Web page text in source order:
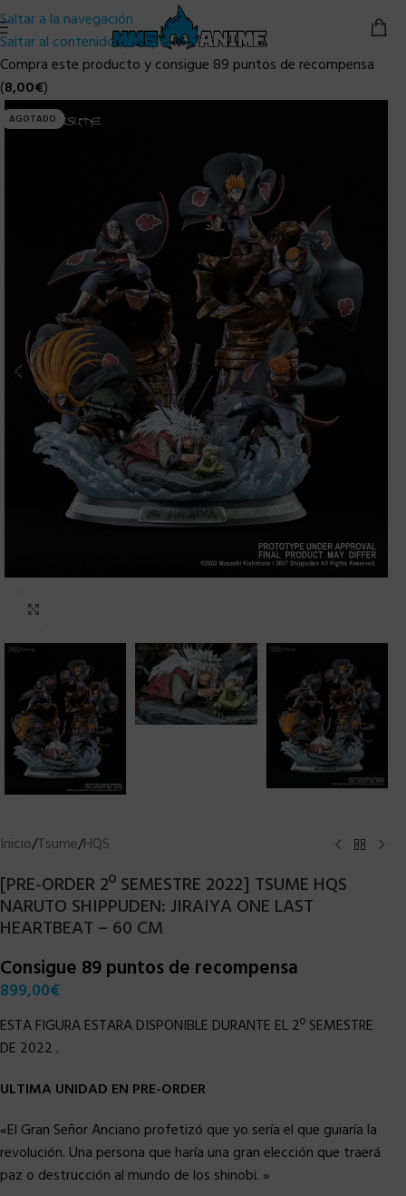
Saltar a la navegación
Saltar al contenido principal
Compra este producto y consigue 89 puntos de recompensa
(8,00€)
AGOTADO
Inicio/Tsume/HQS
[PRE-ORDER 2º SEMESTRE 2022] TSUME HQS
NARUTO SHIPPUDEN: JIRAIYA ONE LAST
HEARTBEAT – 60 CM
Consigue 89 puntos de recompensa
899,00€
ESTA FIGURA ESTARA DISPONIBLE DURANTE EL 2º SEMESTRE
DE 2022 .
ULTIMA UNIDAD EN PRE-ORDER
«El Gran Señor Anciano profetizó que yo sería el que guiaría la
revolución. Una persona que haría una gran elección que traerá
paz o destrucción al mundo de los shinobi. »